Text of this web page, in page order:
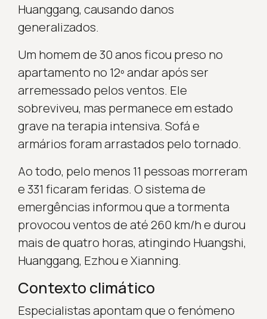
Huanggang, causando danos
generalizados.
Um homem de 30 anos ficou preso no
apartamento no 12º andar após ser
arremessado pelos ventos. Ele
sobreviveu, mas permanece em estado
grave na terapia intensiva. Sofá e
armários foram arrastados pelo tornado.
Ao todo, pelo menos 11 pessoas morreram
e 331 ficaram feridas. O sistema de
emergências informou que a tormenta
provocou ventos de até 260 km/h e durou
mais de quatro horas, atingindo Huangshi,
Huanggang, Ezhou e Xianning.
Contexto climático
Especialistas apontam que o fenómeno